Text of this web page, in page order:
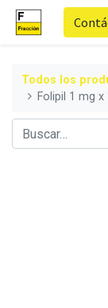
Todos los
Folipil 1 mg